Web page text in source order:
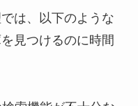
は、以下のような
見つけるのに時間